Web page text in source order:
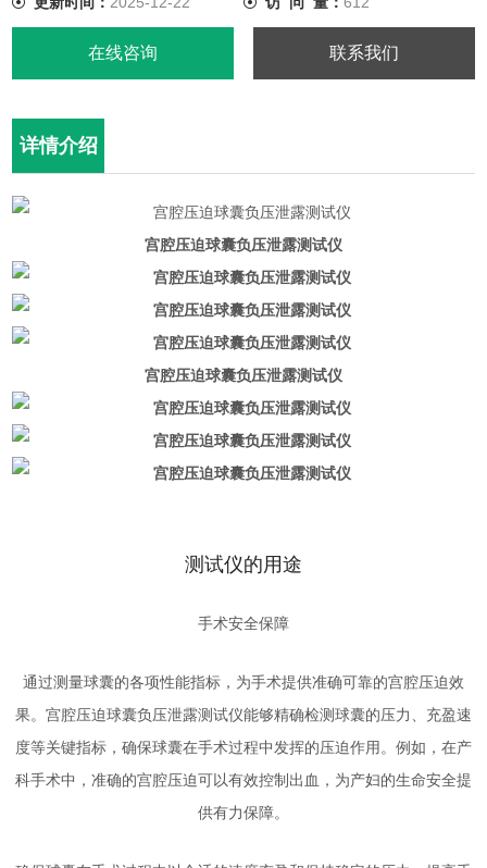
在线咨询 联系我们
详情介绍
宫腔压迫球囊负压泄露测试仪
宫腔压迫球囊负压泄露测试仪
测试仪的用途
手术安全保障
通过测量球囊的各项性能指标，为手术提供准确可靠的宫腔压迫效
果。宫腔压迫球囊负压泄露测试仪能够精确检测球囊的压力、充盈速
度等关键指标，确保球囊在手术过程中发挥的压迫作用。例如，在产
科手术中，准确的宫腔压迫可以有效控制出血，为产妇的生命安全提
供有力保障。